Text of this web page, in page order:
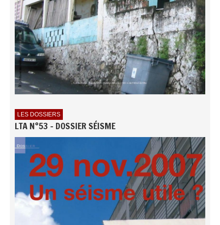
LES DOSSIERS
LTA N°53 - DOSSIER SÉISME